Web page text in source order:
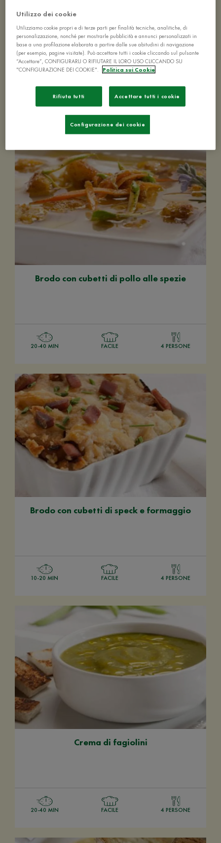
Brodo con cimette di cavolfiore
FACILE
Brodo con cubetti di pollo alle spezie
20-40 MIN FACILE 4 PERSONE
Brodo con cubetti di speck e formaggio
10-20 MIN FACILE 4 PERSONE
Crema di fagiolini
20-40 MIN FACILE 4 PERSONE
Utilizzo dei cookie
Utilizziamo cookie propri e di terze parti per finalità tecniche, analitiche, di
personalizzazione, nonché per mostrarle pubblicità e annunci personalizzati in
base a una profilazione elaborata a partire dalle sue abitudini di navigazione
(per esempio, pagine visitate). Può accettare tutti i cookie cliccando sul pulsante
“Accettare”, CONFIGURARLI O RIFIUTARE IL LORO USO CLICCANDO SU
"CONFIGURAZIONE DEI COOKIE".
Politica sui Cookie
Rifiuta tutti Accettare tutti i cookie
Configurazione dei cookie